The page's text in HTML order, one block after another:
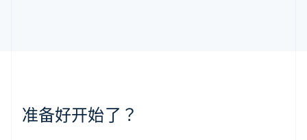
准备好开始了？
墨西哥
EspañolEnglish